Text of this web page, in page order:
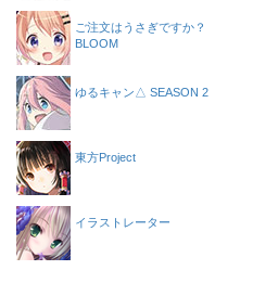
ご注文はうさぎですか？
BLOOM
ゆるキャン△ SEASON 2
東方Project
イラストレーター